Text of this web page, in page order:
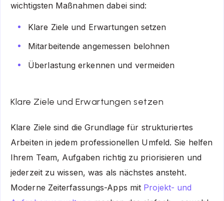
wichtigsten Maßnahmen dabei sind:
Klare Ziele und Erwartungen setzen
Mitarbeitende angemessen belohnen
Überlastung erkennen und vermeiden
Klare Ziele und Erwartungen setzen
Klare Ziele sind die Grundlage für strukturiertes
Arbeiten in jedem professionellen Umfeld. Sie helfen
Ihrem Team, Aufgaben richtig zu priorisieren und
jederzeit zu wissen, was als nächstes ansteht.
Moderne Zeiterfassungs-Apps mit Projekt- und